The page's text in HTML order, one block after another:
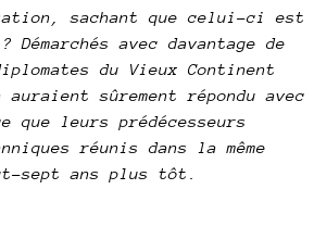
sachant que celui-ci est
Démarchés avec davantage de
du Vieux Continent
auraient sûrement répondu avec
que leurs prédécesseurs
réunis dans la même
sept ans plus tôt.